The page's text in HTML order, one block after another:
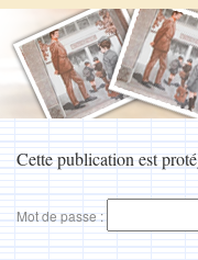
Cette publication est
Mot de passe :